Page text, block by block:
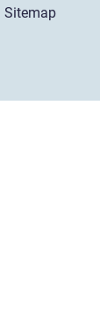
Sitemap